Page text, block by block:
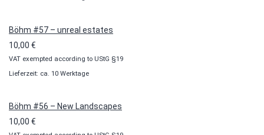
Böhm #57 – unreal estates
10,00 €
VAT exempted according to UStG §19
Lieferzeit: ca. 10 Werktage
Böhm #56 – New Landscapes
10,00 €